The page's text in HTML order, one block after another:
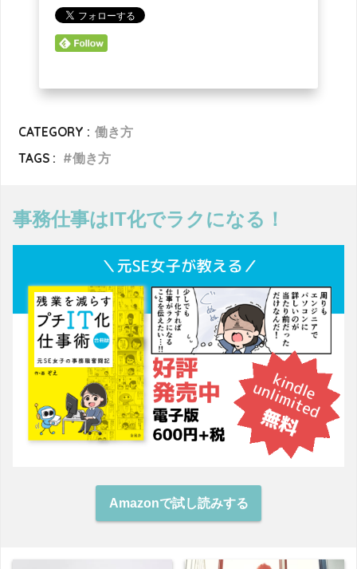
CATEGORY : 働き方
TAGS :
働き方
事務仕事はIT化でラクになる！
Amazonで試し読みする